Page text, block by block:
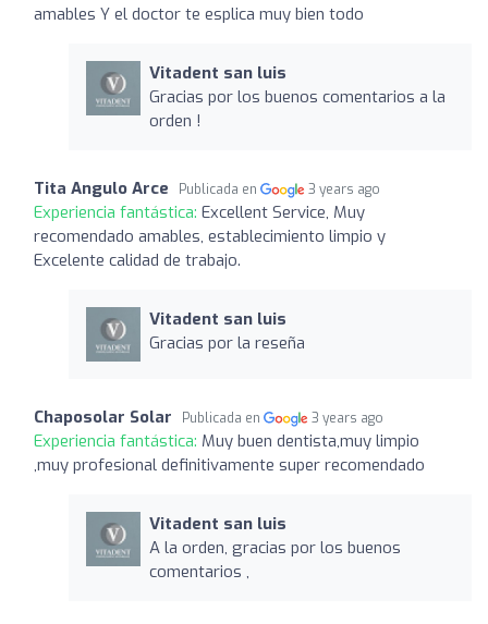
amables Y el doctor te esplica muy bien todo
Vitadent san luis
Gracias por los buenos comentarios a la
orden !
Tita Angulo Arce Publicada en 3 years ago
Experiencia fantástica: Excellent Service, Muy
recomendado amables, establecimiento limpio y
Excelente calidad de trabajo.
Vitadent san luis
Gracias por la reseña
Chaposolar Solar Publicada en 3 years ago
Experiencia fantástica: Muy buen dentista,muy limpio
,muy profesional definitivamente super recomendado
Vitadent san luis
A la orden, gracias por los buenos
comentarios ,